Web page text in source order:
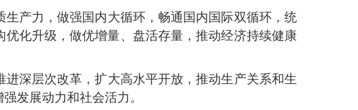
产力，做强国内大循环，畅通国内国际双循环，统
化升级，做优增量、盘活存量，推动经济持续健康
深层次改革，扩大高水平开放，推动生产关系和生
发展动力和社会活力。